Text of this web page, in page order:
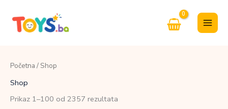
content
Početna / Shop
Shop
Prikaz 1–100 od 2357 rezultata